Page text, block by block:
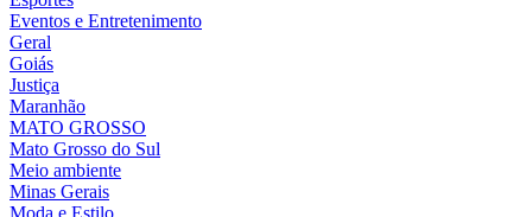
Eventos e Entretenimento
Geral
Goiás
Justiça
Maranhão
MATO GROSSO
Mato Grosso do Sul
Meio ambiente
Minas Gerais
Moda e Estilo